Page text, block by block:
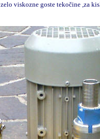
viskozne goste tekočine ,za